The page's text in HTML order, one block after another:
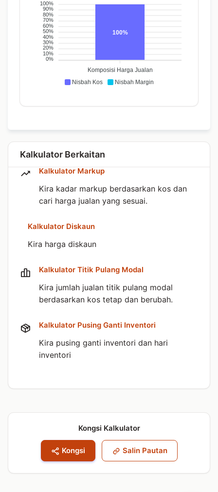
Nisbah Kos Nisbah Margin
Komposisi Harga Jualan
100%
100%
90%
80%
70%
60%
50%
40%
30%
20%
10%
0%
Kalkulator Berkaitan
Kalkulator Markup
Kira kadar markup berdasarkan kos dan
cari harga jualan yang sesuai.
Kalkulator Diskaun
Kira harga diskaun
Kalkulator Titik Pulang Modal
Kira jumlah jualan titik pulang modal
berdasarkan kos tetap dan berubah.
Kalkulator Pusing Ganti Inventori
Kira pusing ganti inventori dan hari
inventori
Kongsi Kalkulator
Kongsi Salin Pautan